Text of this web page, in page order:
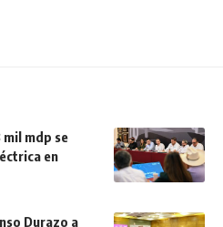
mil mdp se
en
Durazo a